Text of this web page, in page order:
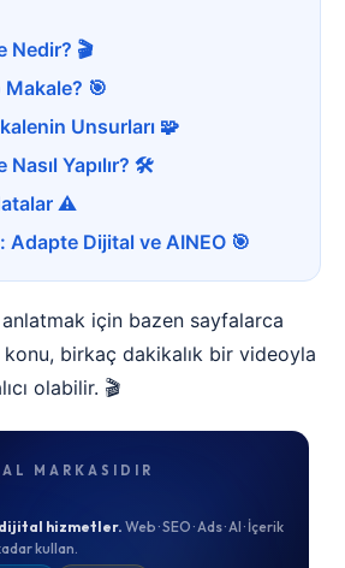
Nedir? 🎬
🎯
Unsurları 🧩
Yapılır? 🛠️
⚠️
Adapte Dijital ve AINEO 🎯
için bazen sayfalarca
konu, birkaç dakikalık bir videoyla
olabilir. 🎬
MARKASIDIR
hizmetler. Web · SEO · Ads · AI · İçerik
kullan.